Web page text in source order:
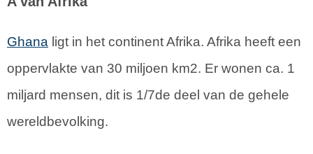
Ghana ligt in het continent Afrika. Afrika heeft een
oppervlakte van 30 miljoen km2. Er wonen ca. 1
miljard mensen, dit is 1/7de deel van de gehele
wereldbevolking.